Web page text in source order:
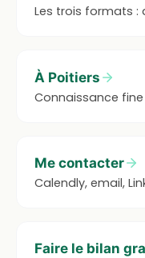
Les trois formats :
À Poitiers
Connaissance
Me contacter
Calendly, email,
Faire le bilan